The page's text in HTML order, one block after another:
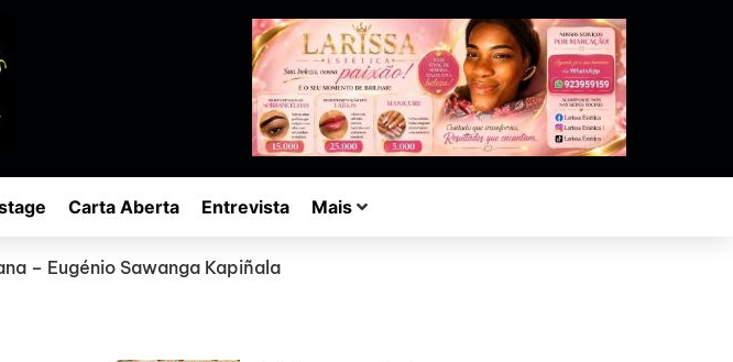
Carta Aberta Entrevista Mais
– Eugénio Sawanga Kapiñala